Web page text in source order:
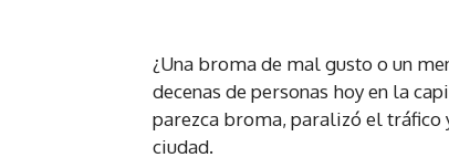
¿Una broma de mal gusto o un
decenas de personas hoy en la
parezca broma, paralizó el tráfico
ciudad.